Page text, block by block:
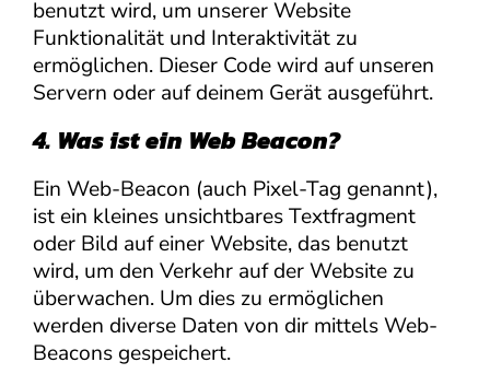
benutzt wird, um unserer Website
Funktionalität und Interaktivität zu
ermöglichen. Dieser Code wird auf unseren
Servern oder auf deinem Gerät ausgeführt.
4. Was ist ein Web Beacon?
Ein Web-Beacon (auch Pixel-Tag genannt),
ist ein kleines unsichtbares Textfragment
oder Bild auf einer Website, das benutzt
wird, um den Verkehr auf der Website zu
überwachen. Um dies zu ermöglichen
werden diverse Daten von dir mittels Web-
Beacons gespeichert.